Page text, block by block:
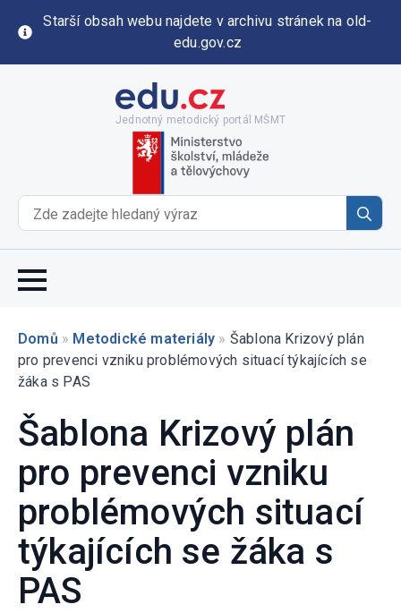
Starší obsah webu najdete v archivu stránek na old-
edu.gov.cz
Jednotný metodický portál MŠMT
for:
Domů » Metodické materiály » Šablona Krizový plán
pro prevenci vzniku problémových situací týkajících se
žáka s PAS
Šablona Krizový plán
pro prevenci vzniku
problémových situací
týkajících se žáka s
PAS